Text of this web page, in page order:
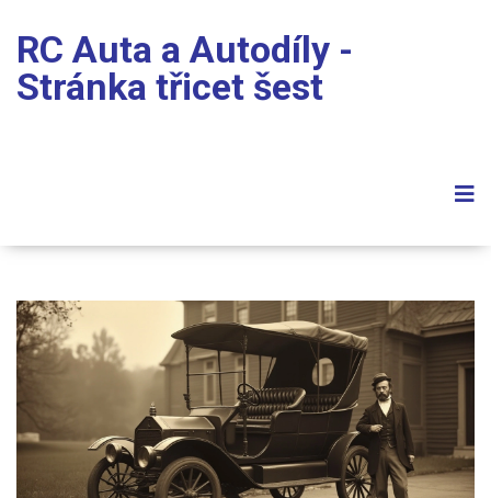
RC Auta a Autodíly -
Stránka třicet šest